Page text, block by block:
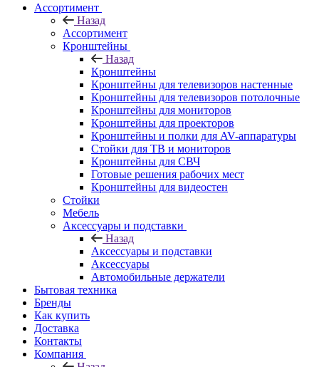
Ассортимент
Назад
Ассортимент
Кронштейны
Назад
Кронштейны
Кронштейны для телевизоров настенные
Кронштейны для телевизоров потолочные
Кронштейны для мониторов
Кронштейны для проекторов
Кронштейны и полки для AV-аппаратуры
Стойки для ТВ и мониторов
Кронштейны для СВЧ
Готовые решения рабочих мест
Кронштейны для видеостен
Стойки
Мебель
Аксессуары и подставки
Назад
Аксессуары и подставки
Аксессуары
Автомобильные держатели
Бытовая техника
Бренды
Как купить
Доставка
Контакты
Компания